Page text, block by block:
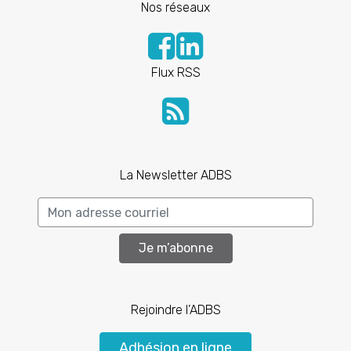
Nos réseaux
Flux RSS
La Newsletter ADBS
Je m’abonne
Rejoindre l’ADBS